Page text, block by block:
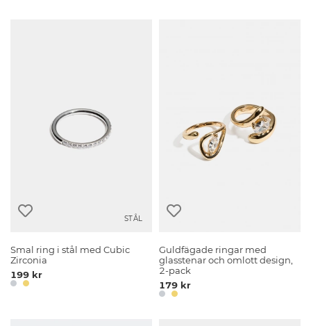
STÅL
Smal ring i stål med Cubic
Zirconia
199 kr
Guldfägade ringar med
glasstenar och omlott design,
2-pack
179 kr